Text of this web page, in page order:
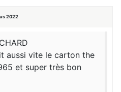
2022
aussi vite le carton the
et super très bon